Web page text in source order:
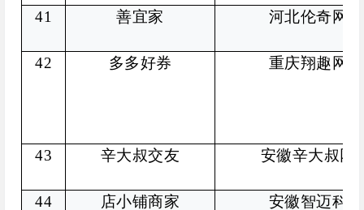
41 善宜家 河北伦奇网
42 多多好券 重庆翔趣网
43 辛大叔交友 安徽辛大叔网
44 店小铺商家 安徽智迈科